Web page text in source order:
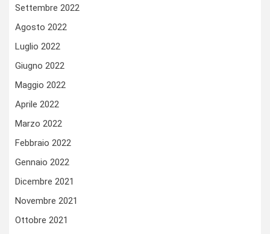
Settembre 2022
Agosto 2022
Luglio 2022
Giugno 2022
Maggio 2022
Aprile 2022
Marzo 2022
Febbraio 2022
Gennaio 2022
Dicembre 2021
Novembre 2021
Ottobre 2021